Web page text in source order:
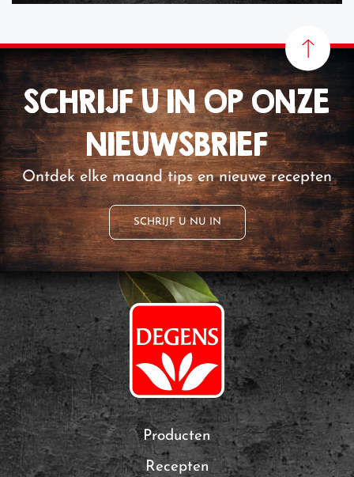
SCHRIJF U IN OP ONZE
NIEUWSBRIEF
Ontdek elke maand tips en nieuwe recepten
SCHRIJF U NU IN
Producten
Recepten